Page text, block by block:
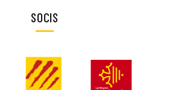
SOCIS